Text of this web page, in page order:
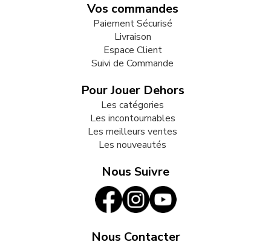
Vos commandes
Paiement Sécurisé
Livraison
Espace Client
Suivi de Commande
Pour Jouer Dehors
Les catégories
Les incontournables
Les meilleurs ventes
Les nouveautés
Nous Suivre
Nous Contacter